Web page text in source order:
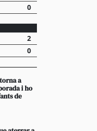
per a iniciar el
0
2
0
a
i ho
de